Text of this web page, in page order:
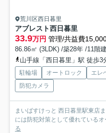
荒川区西日暮里
アブレスト西日暮里
33.9万円 管理/共益費
86.86㎡ (3LDK) /築28年 /11階建
山手線「西日暮里」駅 徒歩3
駐輪場 オートロック エレ
防犯カメラ
まいばすけっと 西日暮里駅東店
には防犯対策として優れている
る